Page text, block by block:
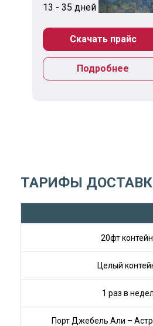
13 - 35 дней
Скачать прайс
Подробнее
ТАРИФЫ
20фт
Целый
1 раз в
Порт Джебель Али –